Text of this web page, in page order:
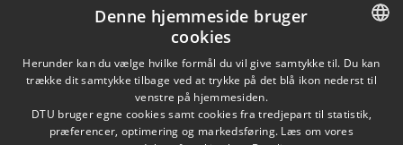
FACEBOOK
INSTAGRAM
DANISH
ENGLISH
Denne hjemmeside bruger
cookies
Herunder kan du vælge hvilke formål du vil give samtykke til. Du kan
trække dit samtykke tilbage ved at trykke på det blå ikon nederst til
venstre på hjemmesiden.
DTU bruger egne cookies samt cookies fra tredjepart til statistik,
præferencer, optimering og markedsføring. Læs om vores